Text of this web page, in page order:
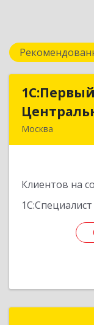
Москва
Клиентов на
1С:Специалист